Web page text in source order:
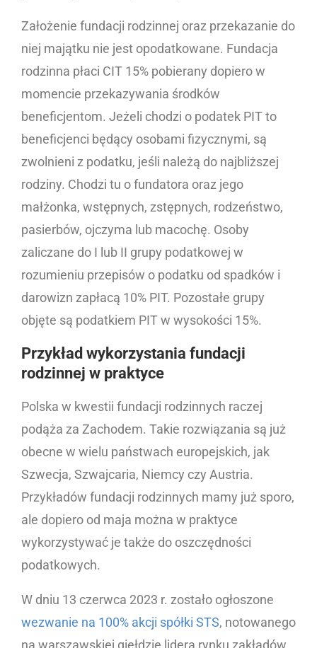
Założenie fundacji rodzinnej oraz przekazanie do
niej majątku nie jest opodatkowane. Fundacja
rodzinna płaci CIT 15% pobierany dopiero w
momencie przekazywania środków
beneficjentom. Jeżeli chodzi o podatek PIT to
beneficjenci będący osobami fizycznymi, są
zwolnieni z podatku, jeśli należą do najbliższej
rodziny. Chodzi tu o fundatora oraz jego
małżonka, wstępnych, zstępnych, rodzeństwo,
pasierbów, ojczyma lub macochę. Osoby
zaliczane do I lub II grupy podatkowej w
rozumieniu przepisów o podatku od spadków i
darowizn zapłacą 10% PIT. Pozostałe grupy
objęte są podatkiem PIT w wysokości 15%.
Przykład wykorzystania fundacji
rodzinnej w praktyce
Polska w kwestii fundacji rodzinnych raczej
podąża za Zachodem. Takie rozwiązania są już
obecne w wielu państwach europejskich, jak
Szwecja, Szwajcaria, Niemcy czy Austria.
Przykładów fundacji rodzinnych mamy już sporo,
ale dopiero od maja można w praktyce
wykorzystywać je także do oszczędności
podatkowych.
W dniu 13 czerwca 2023 r. zostało ogłoszone
wezwanie na 100% akcji spółki STS, notowanego
na warszawskiej giełdzie lidera rynku zakładów